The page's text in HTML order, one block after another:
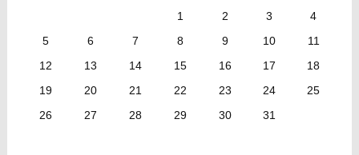
1
2 3
4
5
6 7 8 9 10
11
12
13 14 15 16 17
18
19
20 21 22 23 24
25
26
27 28 29 30 31